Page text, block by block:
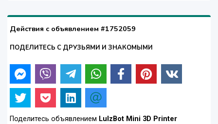
Действия с объявлением #1752059
ПОДЕЛИТЕСЬ С ДРУЗЬЯМИ И ЗНАКОМЫМИ
Поделитесь объявлением LulzBot Mini 3D Printer